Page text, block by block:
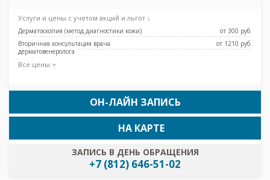
Услуги и цены с учетом акций и льгот ↓
Дерматоскопия (метод диагностики кожи)
от 300 pуб.
Вторичная консультация врача
дерматовенеролога
от 1210 pуб.
Все цены
ОН-ЛАЙН ЗАПИСЬ
ЗАПИСЬ В ДЕНЬ ОБРАЩЕНИЯ
+7 (812) 646-51-02
НА КАРТЕ